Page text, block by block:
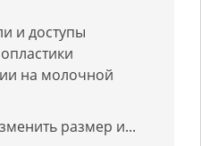
и доступы
на молочной
размер и...